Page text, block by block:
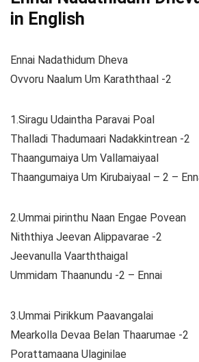
in English
Ennai Nadathidum Dheva
Ovvoru Naalum Um Karaththaal -2
1.Siragu Udaintha Paravai Poal
Thalladi Thadumaari Nadakkintrean -2
Thaangumaiya Um Vallamaiyaal
Thaangumaiya Um Kirubaiyaal – 2 –
2.Ummai pirinthu Naan Engae Povean
Niththiya Jeevan Alippavarae -2
Jeevanulla Vaarththaigal
Ummidam Thaanundu -2 – Ennai
3.Ummai Pirikkum Paavangalai
Mearkolla Devaa Belan Thaarumae -2
Porattamaana Ulaginilae